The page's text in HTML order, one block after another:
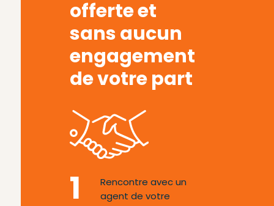
offerte et
sans aucun
engagement
de votre part
1
Rencontre avec un
agent de votre